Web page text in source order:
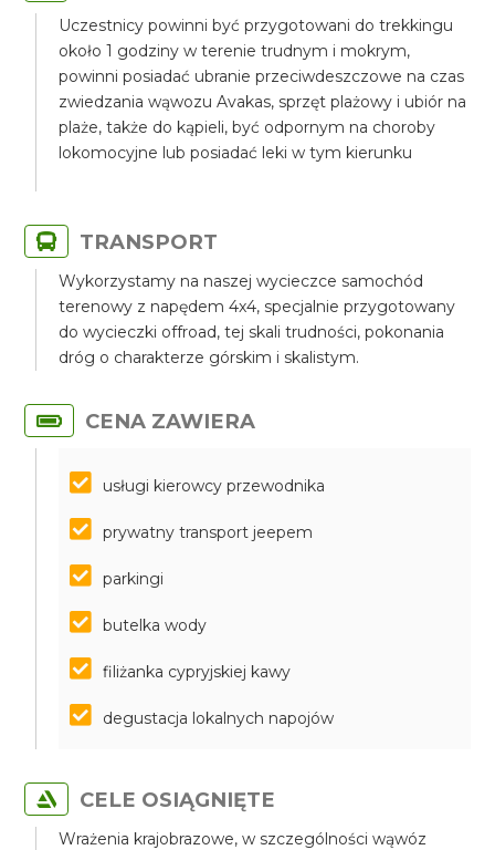
Uczestnicy powinni być przygotowani do trekkingu
około 1 godziny w terenie trudnym i mokrym,
powinni posiadać ubranie przeciwdeszczowe na czas
zwiedzania wąwozu Avakas, sprzęt plażowy i ubiór na
plaże, także do kąpieli, być odpornym na choroby
lokomocyjne lub posiadać leki w tym kierunku
TRANSPORT
Wykorzystamy na naszej wycieczce samochód
terenowy z napędem 4x4, specjalnie przygotowany
do wycieczki offroad, tej skali trudności, pokonania
dróg o charakterze górskim i skalistym.
CENA ZAWIERA
usługi kierowcy przewodnika
prywatny transport jeepem
parkingi
butelka wody
filiżanka cypryjskiej kawy
degustacja lokalnych napojów
CELE OSIĄGNIĘTE
Wrażenia krajobrazowe, w szczególności wąwóz